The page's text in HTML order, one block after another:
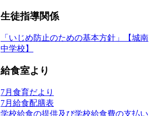
生徒指導関係
「いじめ防止のための基本方針」【城南
中学校】
給食室より
7月食育だより
7月給食配膳表
学校給食の提供及び学校給食費の支払い